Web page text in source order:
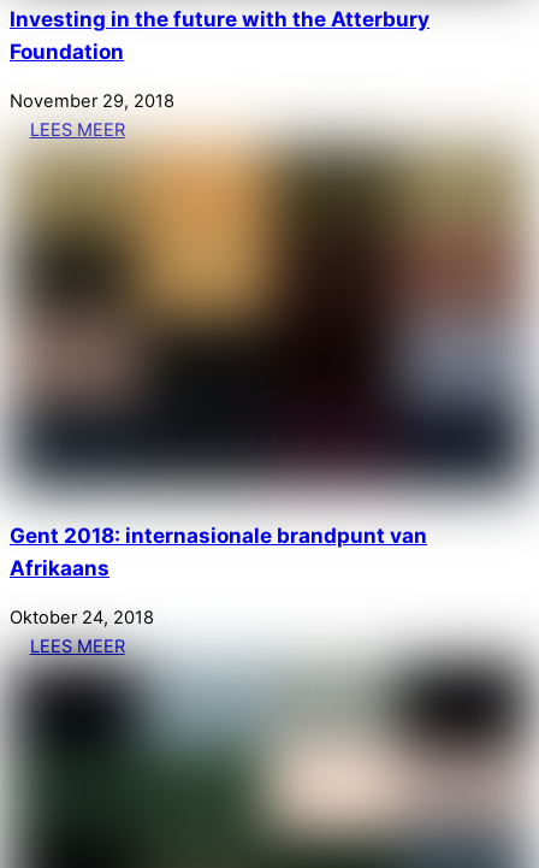
Investing in the future with the Atterbury
Foundation
November 29, 2018
LEES MEER
Gent 2018: internasionale brandpunt van
Afrikaans
Oktober 24, 2018
LEES MEER